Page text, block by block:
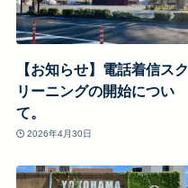
【お知らせ】電話着信スク
リーニングの開始につい
て。
2026年4月30日